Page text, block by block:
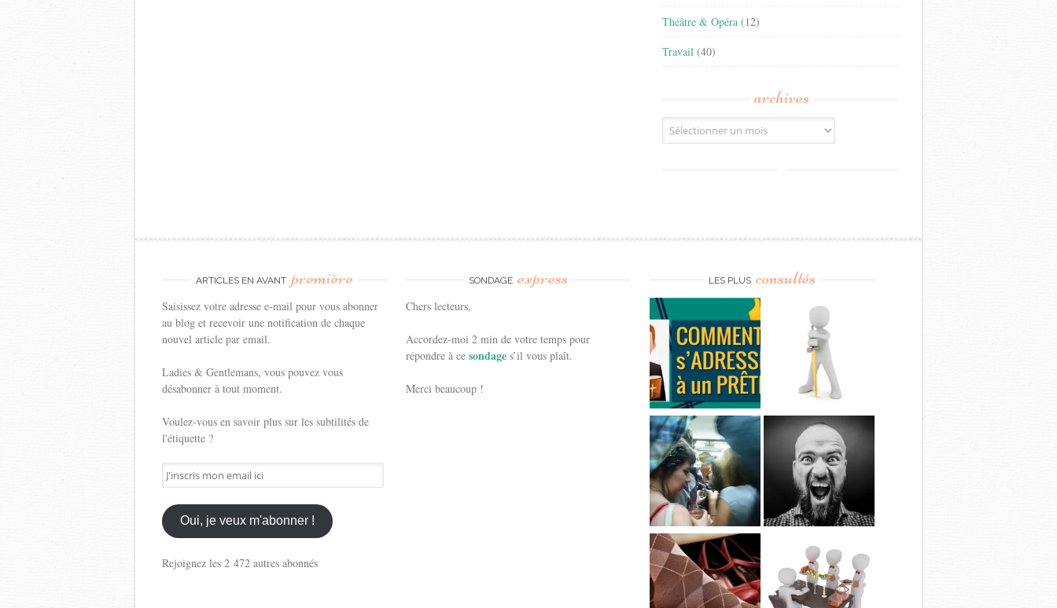
Théâtre & Opéra (12)
Travail (40)
archives
Archives
ARTICLES EN AVANT première
Saisissez votre adresse e-mail pour vous abonner
au blog et recevoir une notification de chaque
nouvel article par email.
Ladies & Gentlemans, vous pouvez vous
désabonner à tout moment.
Voulez-vous en savoir plus sur les subtilités de
l'étiquette ?
J'inscris
mon
email
ici
Oui, je veux m'abonner !
Rejoignez les 2 472 autres abonnés
SONDAGE express
Chers lecteurs,
Accordez-moi 2 min de votre temps pour
répondre à cesondages’il vous plaît.
Merci beaucoup !
LES PLUS consultés